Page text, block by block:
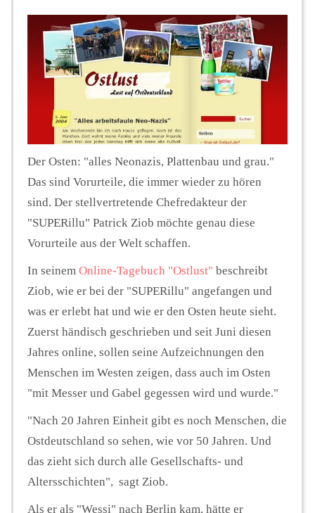
Hintergrund
FUNKTURM-Beiträge
Podcast
Seminare
Unterstützen
Der Osten: "alles Neonazis, Plattenbau und grau."
Das sind Vorurteile, die immer wieder zu hören
sind. Der stellvertretende Chefredakteur der
"SUPERillu" Patrick Ziob möchte genau diese
Vorurteile aus der Welt schaffen.
In seinem Online-Tagebuch "Ostlust" beschreibt
Ziob, wie er bei der "SUPERillu" angefangen und
was er erlebt hat und wie er den Osten heute sieht.
Zuerst händisch geschrieben und seit Juni diesen
Jahres online, sollen seine Aufzeichnungen den
Menschen im Westen zeigen, dass auch im Osten
"mit Messer und Gabel gegessen wird und wurde."
"Nach 20 Jahren Einheit gibt es noch Menschen, die
Ostdeutschland so sehen, wie vor 50 Jahren. Und
das zieht sich durch alle Gesellschafts- und
Altersschichten", sagt Ziob.
Als er als "Wessi" nach Berlin kam, hätte er